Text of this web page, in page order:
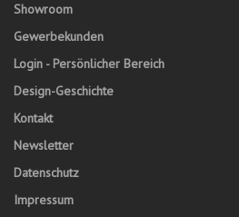
Showroom
Gewerbekunden
Login - Persönlicher Bereich
Design-Geschichte
Kontakt
Newsletter
Datenschutz
Impressum